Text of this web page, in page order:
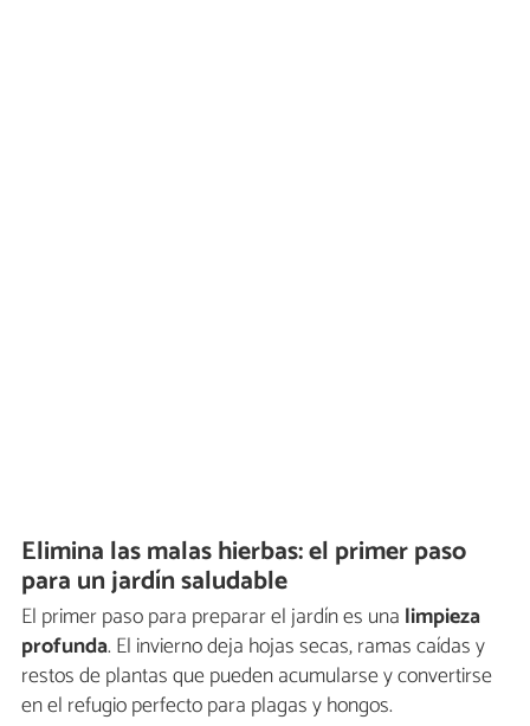
Elimina las malas hierbas: el primer paso
para un jardín saludable
El primer paso para preparar el jardín es una limpieza
profunda. El invierno deja hojas secas, ramas caídas y
restos de plantas que pueden acumularse y convertirse
en el refugio perfecto para plagas y hongos.